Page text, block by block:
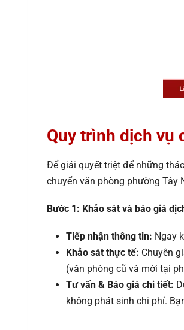
Quy trình dịch vụ
Để giải quyết triệt để những
chuyển văn phòng phường Tây
Bước 1: Khảo sát và báo giá
Tiếp nhận thông tin: Ngay
Khảo sát thực tế: Chuyên
(văn phòng cũ và mới tại
Tư vấn & Báo giá chi tiết:
không phát sinh chi phí.